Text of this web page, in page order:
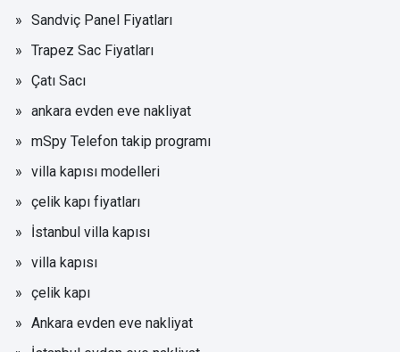
Sandviç Panel Fiyatları
Trapez Sac Fiyatları
Çatı Sacı
ankara evden eve nakliyat
mSpy Telefon takip programı
villa kapısı modelleri
çelik kapı fiyatları
İstanbul villa kapısı
villa kapısı
çelik kapı
Ankara evden eve nakliyat